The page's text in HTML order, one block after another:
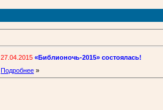
27.04.2015 «Библионочь-2015» состоялась!
Подробнее »